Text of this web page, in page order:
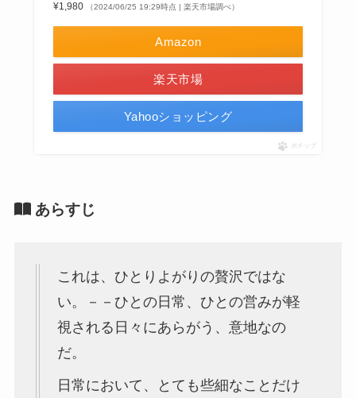
¥1,980
（2024/06/25 19:29時点 | 楽天市場調べ）
Amazon
楽天市場
Yahooショッピング
ポチップ
あらすじ
これは、ひとりよがりの贅沢ではな
い。－－ひとの日常、ひとの営みが軽
視される日々にあらがう、意地なの
だ。
日常において、とても些細なことだけ